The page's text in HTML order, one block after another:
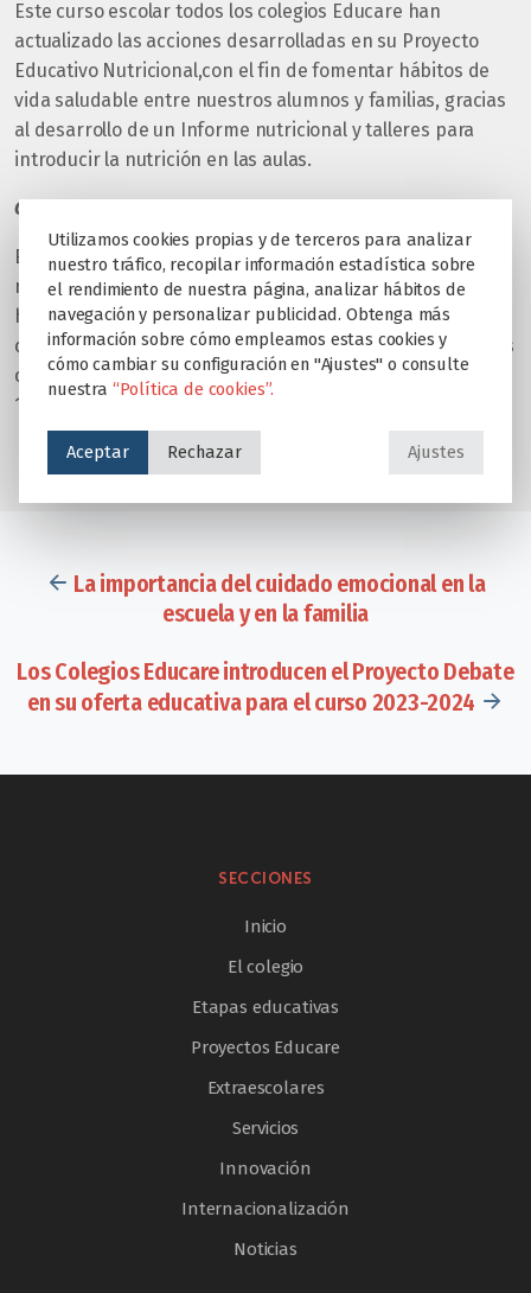
Este curso escolar todos los colegios Educare han
actualizado las acciones desarrolladas en su Proyecto
Educativo Nutricional,con el fin de fomentar hábitos de
vida saludable entre nuestros alumnos y familias, gracias
al desarrollo de un Informe nutricional y talleres para
introducir la nutrición en las aulas.
COLEGIOS SOSTENIBLES Y MEJORA DE INSTALACIONES.
En su objetivo por luchar contra el cambio climático,
mejorar el entorno y el medio ambiente, el Grupo Educare
ha llevado a cabo un cambio en la forma de proceder en
cuanto a los suministros de energía eléctrica de todos sus
colegios, pasando a consumir energía limpia y renovable
100%.
La importancia del cuidado emocional en la
escuela y en la familia
Los Colegios Educare introducen el Proyecto Debate
en su oferta educativa para el curso 2023-2024
SECCIONES
Inicio
El colegio
Etapas educativas
Proyectos Educare
Extraescolares
Servicios
Innovación
Internacionalización
Noticias
Utilizamos cookies propias y de terceros para analizar
nuestro tráfico, recopilar información estadística sobre
el rendimiento de nuestra página, analizar hábitos de
navegación y personalizar publicidad. Obtenga más
información sobre cómo empleamos estas cookies y
cómo cambiar su configuración en "Ajustes" o consulte
nuestra “Política de cookies”.
Aceptar Rechazar Ajustes